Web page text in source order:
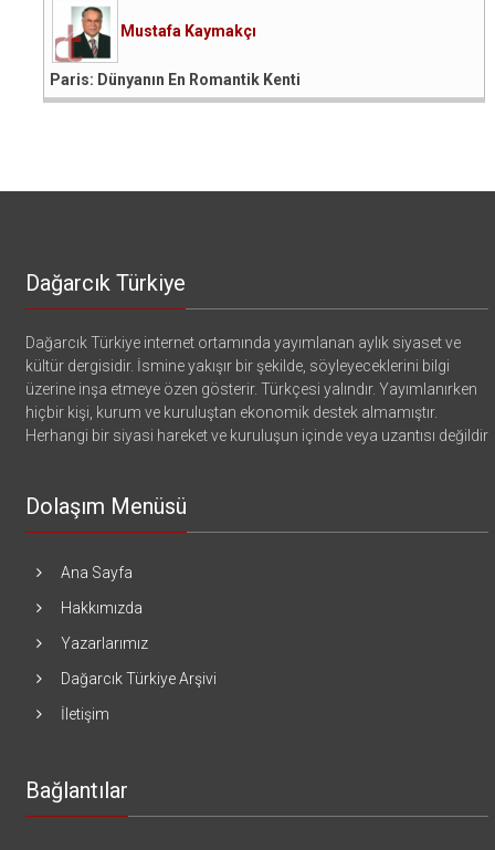
Mustafa Kaymakçı
Paris: Dünyanın En Romantik Kenti
Dağarcık Türkiye
Dağarcık Türkiye internet ortamında yayımlanan aylık siyaset ve
kültür dergisidir. İsmine yakışır bir şekilde, söyleyeceklerini bilgi
üzerine inşa etmeye özen gösterir. Türkçesi yalındır. Yayımlanırken
hiçbir kişi, kurum ve kuruluştan ekonomik destek almamıştır.
Herhangi bir siyasi hareket ve kuruluşun içinde veya uzantısı değildir
Dolaşım Menüsü
Ana Sayfa
Hakkımızda
Yazarlarımız
Dağarcık Türkiye Arşivi
İletişim
Bağlantılar